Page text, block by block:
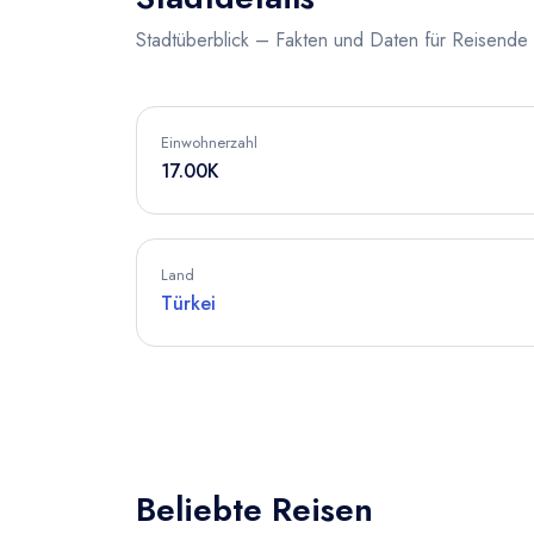
Stadtüberblick – Fakten und Daten für Reisende
Einwohnerzahl
17.00K
Land
Türkei
Beliebte Reisen